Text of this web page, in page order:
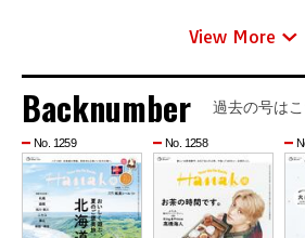
View More
Backnumber 過去の号は
No. 1259 No. 1258